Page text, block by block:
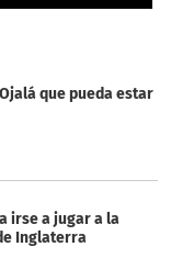
que pueda estar
irse a jugar a la
Inglaterra